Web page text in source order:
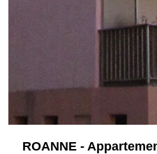
ROANNE -